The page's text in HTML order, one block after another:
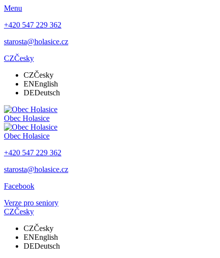
Menu
+420 547 229 362
starosta@holasice.cz
CZČesky
CZČesky
ENEnglish
DEDeutsch
Obec Holasice
Obec Holasice
+420 547 229 362
starosta@holasice.cz
Facebook
Verze pro seniory
CZČesky
CZČesky
ENEnglish
DEDeutsch